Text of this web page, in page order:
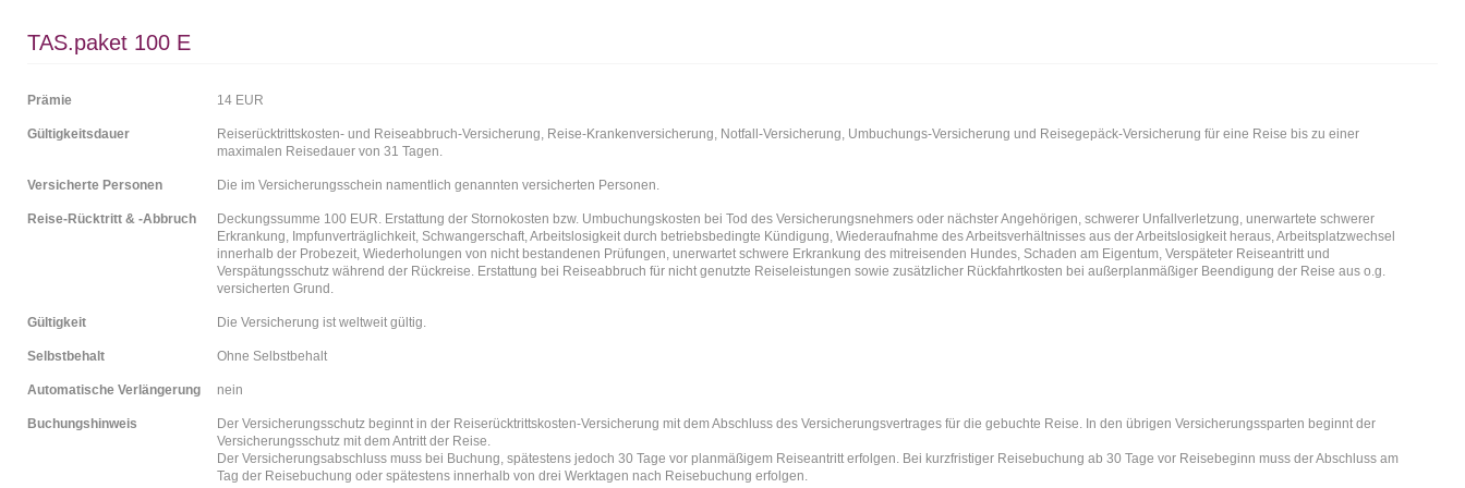
TAS.paket 100 E
Prämie 14 EUR
Gültigkeitsdauer
Reiserücktrittskosten- und Reiseabbruch-Versicherung, Reise-Krankenversicherung, Notfall-Versicherung, Umbuchungs-Versicherung und Reisegepäck-Versicherung für eine Reise bis zu einer
maximalen Reisedauer von 31 Tagen.
Versicherte Personen Die im Versicherungsschein namentlich genannten versicherten Personen.
Reise-Rücktritt & -Abbruch
Deckungssumme 100 EUR. Erstattung der Stornokosten bzw. Umbuchungskosten bei Tod des Versicherungsnehmers oder nächster Angehörigen, schwerer Unfallverletzung, unerwartete schwerer
Erkrankung, Impfunverträglichkeit, Schwangerschaft, Arbeitslosigkeit durch betriebsbedingte Kündigung, Wiederaufnahme des Arbeitsverhältnisses aus der Arbeitslosigkeit heraus, Arbeitsplatzwechsel
innerhalb der Probezeit, Wiederholungen von nicht bestandenen Prüfungen, unerwartet schwere Erkrankung des mitreisenden Hundes, Schaden am Eigentum, Verspäteter Reiseantritt und
Verspätungsschutz während der Rückreise. Erstattung bei Reiseabbruch für nicht genutzte Reiseleistungen sowie zusätzlicher Rückfahrtkosten bei außerplanmäßiger Beendigung der Reise aus o.g.
versicherten Grund.
Gültigkeit Die Versicherung ist weltweit gültig.
Selbstbehalt Ohne Selbstbehalt
Automatische Verlängerung nein
Buchungshinweis
Der Versicherungsschutz beginnt in der Reiserücktrittskosten-Versicherung mit dem Abschluss des Versicherungsvertrages für die gebuchte Reise. In den übrigen Versicherungssparten beginnt der
Versicherungsschutz mit dem Antritt der Reise.
Der Versicherungsabschluss muss bei Buchung, spätestens jedoch 30 Tage vor planmäßigem Reiseantritt erfolgen. Bei kurzfristiger Reisebuchung ab 30 Tage vor Reisebeginn muss der Abschluss am
Tag der Reisebuchung oder spätestens innerhalb von drei Werktagen nach Reisebuchung erfolgen.